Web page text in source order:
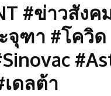
#ข่าวสังค
จุฑา #โควิด
เดลต้า